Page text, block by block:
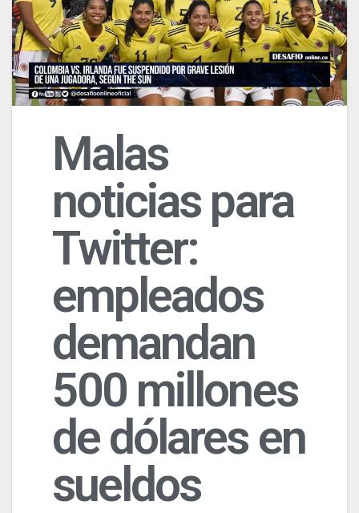
Malas
noticias para
Twitter:
empleados
demandan
500 millones
de dólares en
sueldos